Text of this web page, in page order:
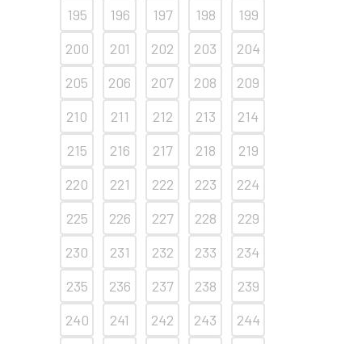
195
196 197 198
199
200
201 202 203
204
205
206 207 208
209
210
211 212 213
214
215
216 217 218
219
220
221 222 223
224
225
226 227 228
229
230
231 232 233
234
235
236 237 238
239
240
241 242 243
244